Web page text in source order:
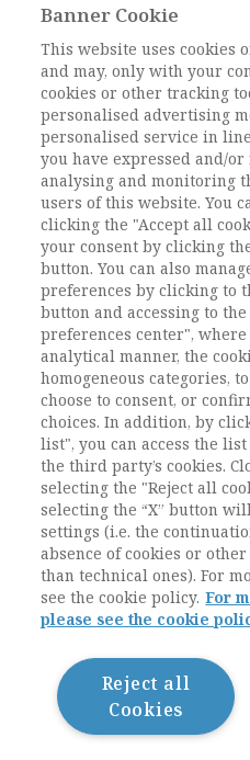
Keywords:Riforma del
Innovazione
famiglie,
per il lavoro
DOI:DOI: 10.1485/
Pagine207-227
L'ACCESSO A
CONTENUTO E'
UTENTI
Sei abbonato?ESEGUI
ABBONATI.
Contatti / Contacts
Privacy
Cookie Policy
Whistleblowing
Dichiarazione di
Banner Cookie
This website uses cookies
and may, only with your
cookies or other tracking
personalised advertising
personalised service in
you have expressed and/
analysing and monitoring
users of this website. You
clicking the "Accept all
your consent by clicking
button. You can also
preferences by clicking to
button and accessing to
preferences center",
analytical manner, the
homogeneous categories,
choose to consent, or
choices. In addition, by
list", you can access the
the third party’s cookies.
selecting the "Reject all
selecting the “X” button
settings (i.e. the
absence of cookies or
than technical ones). For
see the cookie policy. For
please see the cookie
Reject all
Cookies